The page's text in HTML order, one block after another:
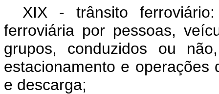
XIX - trânsito
ferroviária por pessoas,
grupos, conduzidos ou
estacionamento e operações
e descarga;